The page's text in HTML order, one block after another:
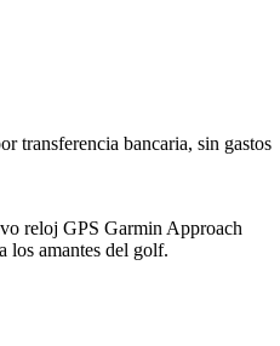
transferencia bancaria, sin gastos
reloj GPS Garmin Approach
los amantes del golf.